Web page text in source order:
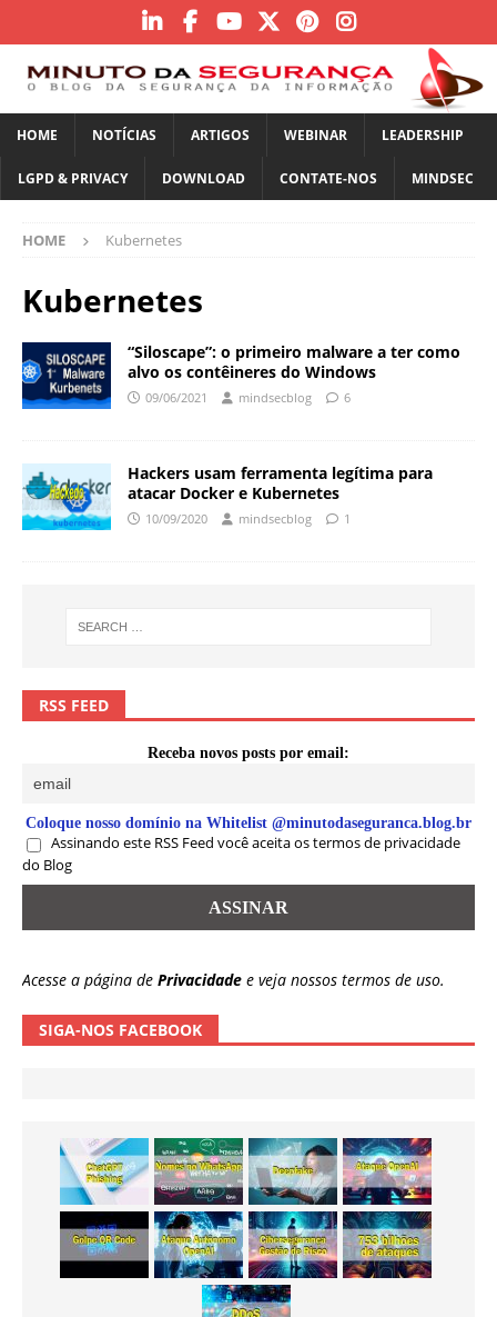
HOME NOTÍCIAS ARTIGOS WEBINAR LEADERSHIP
LGPD & PRIVACY DOWNLOAD CONTATE-NOS MINDSEC
HOME Kubernetes
Kubernetes
“Siloscape”: o primeiro malware a ter como
alvo os contêineres do Windows
09/06/2021 mindsecblog 6
Hackers usam ferramenta legítima para
atacar Docker e Kubernetes
10/09/2020 mindsecblog 1
RSS FEED
Receba novos posts por email:
Coloque nosso domínio na Whitelist @minutodaseguranca.blog.br
Assinando este RSS Feed você aceita os termos de privacidade
do Blog
Acesse a página de Privacidade e veja nossos termos de uso.
SIGA-NOS FACEBOOK